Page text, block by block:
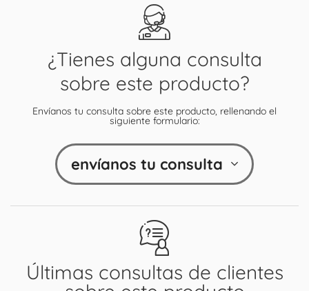
Últimas consultas de clientes
¿Tienes alguna consulta
sobre este producto?
Envíanos tu consulta sobre este producto, rellenando el
siguiente formulario:
envíanos tu consulta